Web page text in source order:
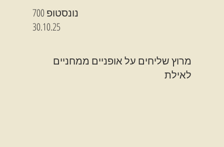
נונסטופ 700
30.10.25
מרוץ שליחים על אופניים ממחניים
לאילת